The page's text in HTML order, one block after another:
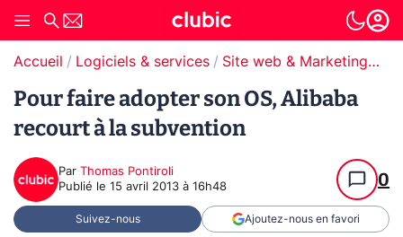
Accueil Logiciels & services Site web & Marketing Digital
Pour faire adopter son OS, Alibaba
recourt à la subvention
Par Thomas Pontiroli
Publié le 15 avril 2013 à 16h48 0
Suivez-nous Ajoutez-nous en favori